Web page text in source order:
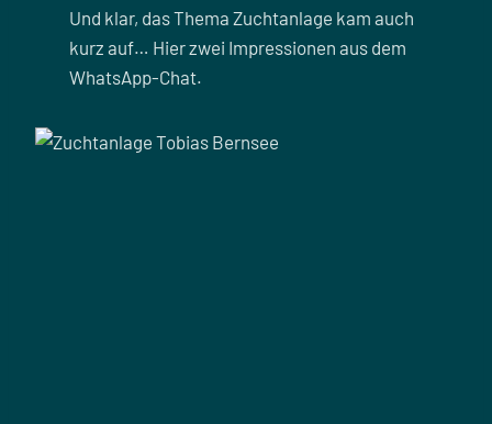
Und klar, das Thema Zuchtanlage kam auch
kurz auf… Hier zwei Impressionen aus dem
WhatsApp-Chat.